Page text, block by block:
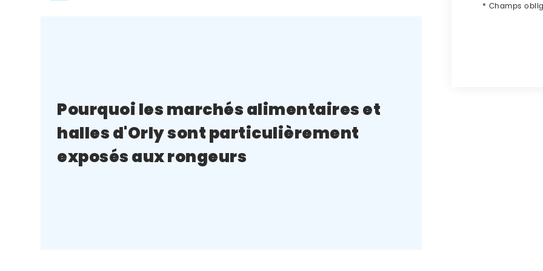
Pourquoi les marchés alimentaires et
halles d'Orly sont particulièrement
exposés aux rongeurs
* Champs